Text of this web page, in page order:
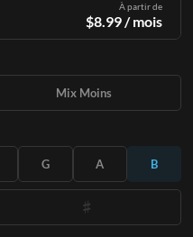
À partir de
$8.99/ mois
des Mix Plus et Moins
Mix Moins
G A B